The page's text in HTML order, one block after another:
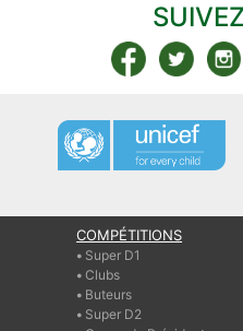
COMPÉTITIONS
Super D1
Clubs
Buteurs
Super D2